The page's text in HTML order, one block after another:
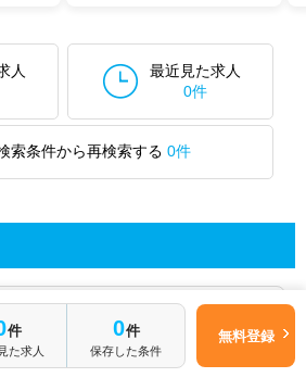
人
最近見た求人
0件
索条件から再検索する 0件
近見た求人を表示します
件
た求人
0件
保存した条件
無料登録